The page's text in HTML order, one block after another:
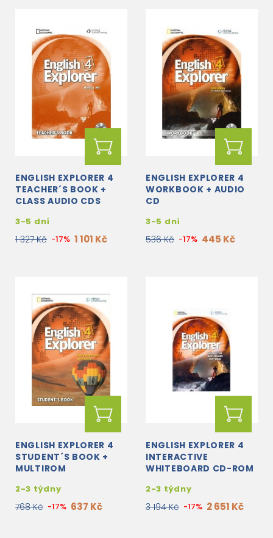
ENGLISH EXPLORER 4
TEACHER´S BOOK +
CLASS AUDIO CDS
3-5 dní
1 327 Kč -17% 1 101 Kč
ENGLISH EXPLORER 4
WORKBOOK + AUDIO
CD
3-5 dní
536 Kč -17% 445 Kč
ENGLISH EXPLORER 4
STUDENT´S BOOK +
MULTIROM
2-3 týdny
768 Kč -17% 637 Kč
ENGLISH EXPLORER 4
INTERACTIVE
WHITEBOARD CD-ROM
2-3 týdny
3 194 Kč -17% 2 651 Kč